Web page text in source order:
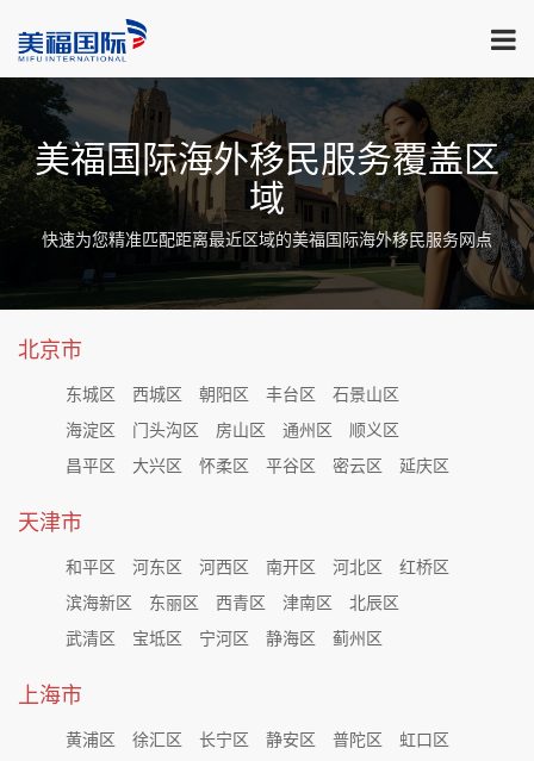
美福国际海外移民服务覆盖区
域
快速为您精准匹配距离最近区域的美福国际海外移民服务网点
北京市
东城区 西城区 朝阳区 丰台区
石景山区
海淀区
门头沟区 房山区 通州区
顺义区
昌平区
大兴区 怀柔区 平谷区 密云区 延庆区
天津市
和平区 河东区 河西区 南开区 河北区
红桥区
滨海新区
东丽区 西青区 津南区
北辰区
武清区
宝坻区 宁河区 静海区 蓟州区
上海市
黄浦区 徐汇区 长宁区 静安区 普陀区
虹口区